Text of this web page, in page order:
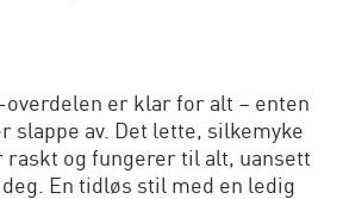
overdelen er klar for alt – enten
slappe av. Det lette, silkemyke
og fungerer til alt, uansett
En tidløs stil med en ledig